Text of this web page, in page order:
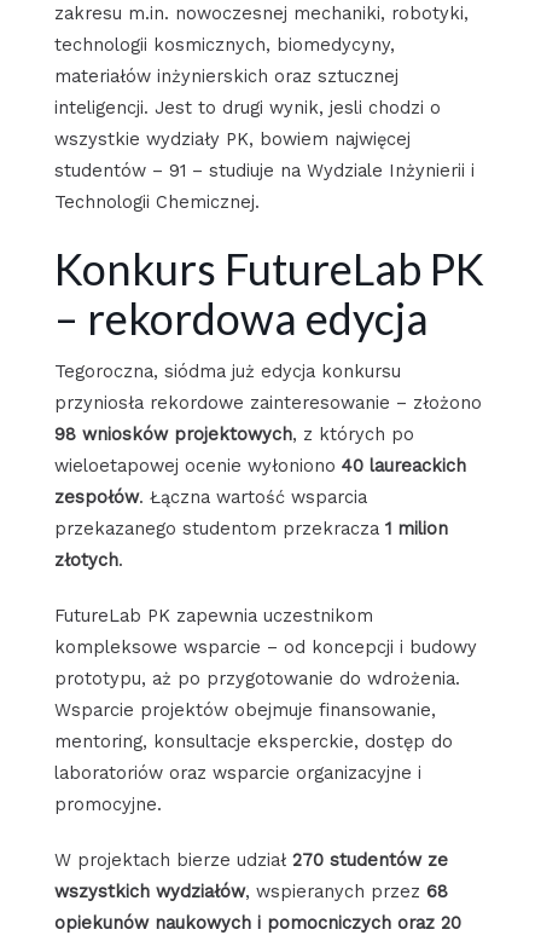
zakresu m.in. nowoczesnej mechaniki, robotyki,
technologii kosmicznych, biomedycyny,
materiałów inżynierskich oraz sztucznej
inteligencji. Jest to drugi wynik, jesli chodzi o
wszystkie wydziały PK, bowiem najwięcej
studentów – 91 – studiuje na Wydziale Inżynierii i
Technologii Chemicznej.
Konkurs FutureLab PK
– rekordowa edycja
Tegoroczna, siódma już edycja konkursu
przyniosła rekordowe zainteresowanie – złożono
98 wniosków projektowych, z których po
wieloetapowej ocenie wyłoniono 40 laureackich
zespołów. Łączna wartość wsparcia
przekazanego studentom przekracza 1 milion
złotych.
FutureLab PK zapewnia uczestnikom
kompleksowe wsparcie – od koncepcji i budowy
prototypu, aż po przygotowanie do wdrożenia.
Wsparcie projektów obejmuje finansowanie,
mentoring, konsultacje eksperckie, dostęp do
laboratoriów oraz wsparcie organizacyjne i
promocyjne.
W projektach bierze udział 270 studentów ze
wszystkich wydziałów, wspieranych przez 68
opiekunów naukowych i pomocniczych oraz 20